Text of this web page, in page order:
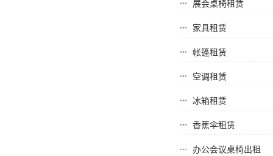
展会桌椅租赁
家具租赁
帐篷租赁
空调租赁
冰箱租赁
香蕉伞租赁
办公会议桌椅出租